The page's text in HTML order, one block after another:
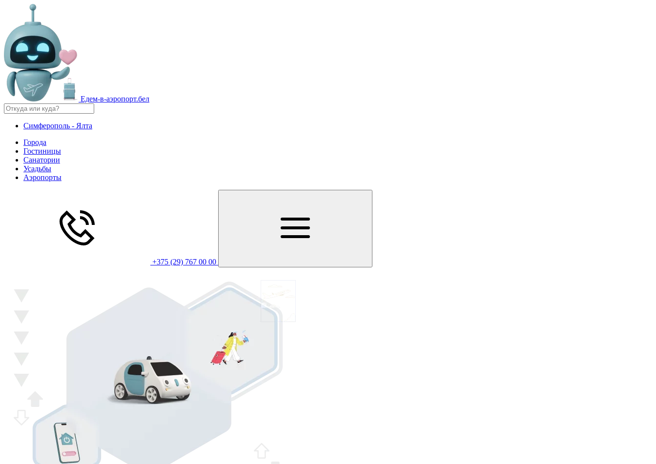
Едем-в-аэропорт.бел
Симферополь - Ялта
Города
Гостиницы
Санатории
Усадьбы
Аэропорты
+375 (29) 767 00 00